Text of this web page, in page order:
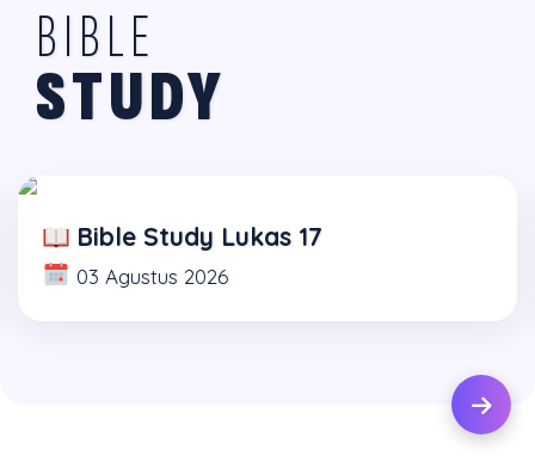
BIBLE
STUDY
Bible Study Lukas 17
03 Agustus 2026